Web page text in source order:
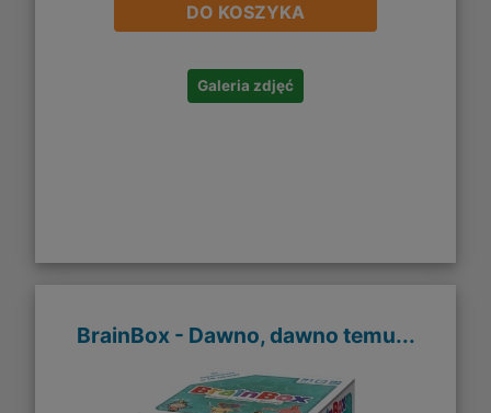
DO KOSZYKA
Galeria zdjęć
BrainBox - Dawno, dawno temu...